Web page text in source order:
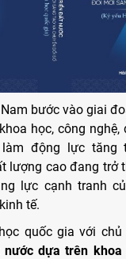
bước vào giai
học, công
động lực tăng
lượng cao đang trở
lực cạnh tranh
tế.
quốc gia với
dựa trên khoa